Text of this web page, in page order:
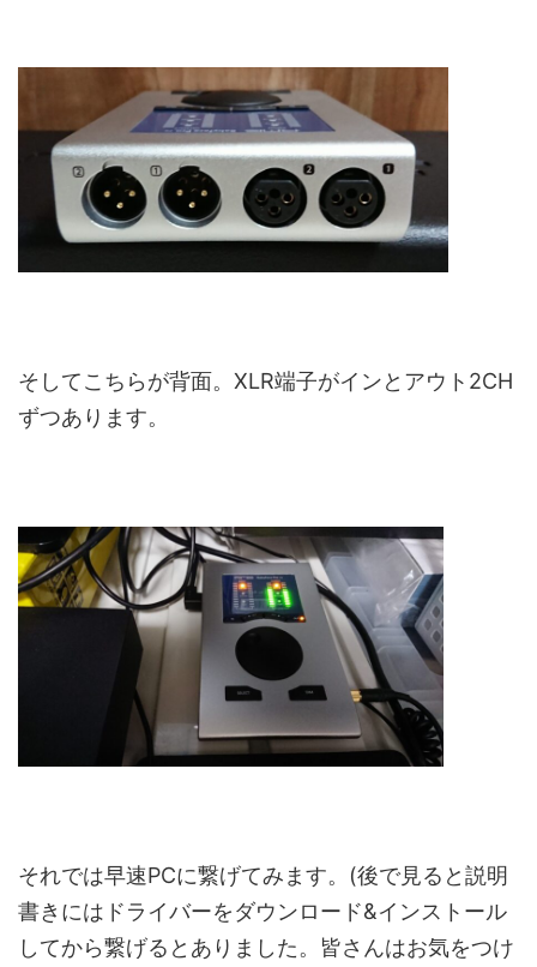
そしてこちらが背面。XLR端子がインとアウト2CH
ずつあります。
それでは早速PCに繋げてみます。(後で見ると説明
書きにはドライバーをダウンロード&インストール
してから繋げるとありました。皆さんはお気をつけ